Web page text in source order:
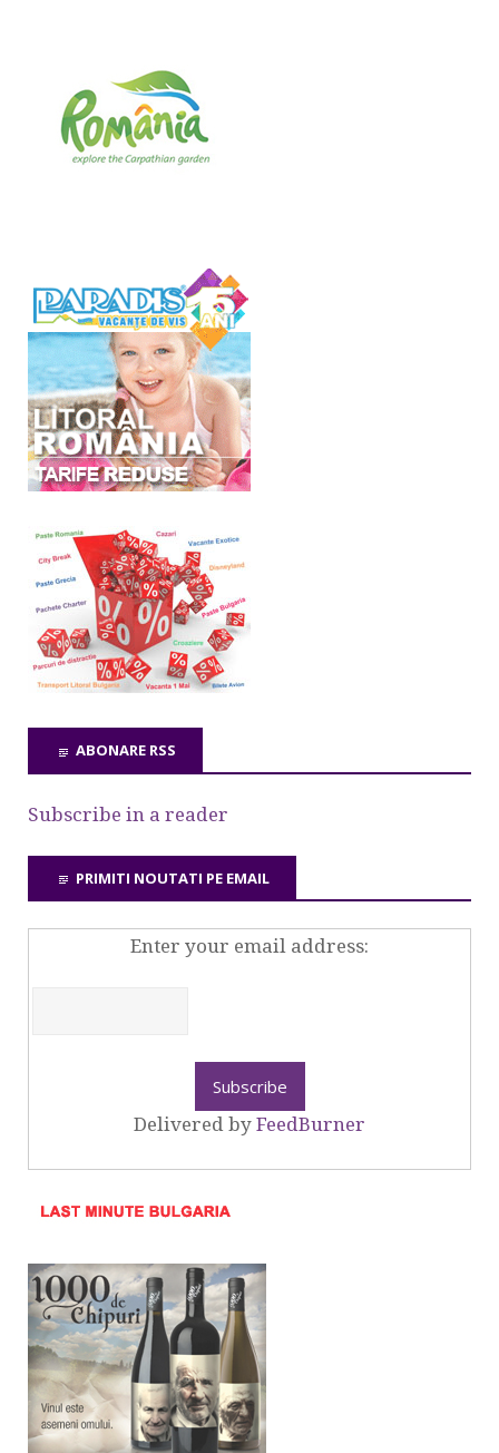
ABONARE RSS
Subscribe in a reader
PRIMITI NOUTATI PE EMAIL
Enter your email address:
Delivered by FeedBurner